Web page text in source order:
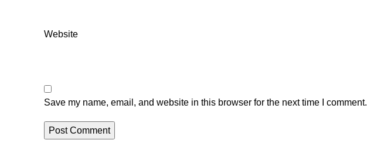
Website
Save my name, email, and website in this browser for the next time I comment.